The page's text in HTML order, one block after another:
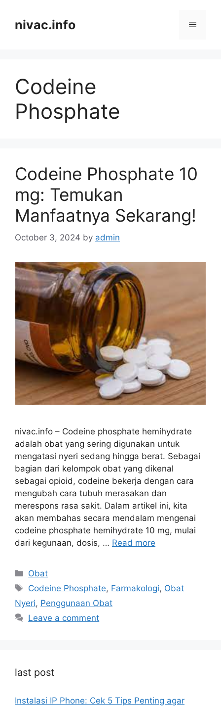
contentnivac.info Menu
Codeine
Phosphate
Codeine Phosphate 10
mg: Temukan
Manfaatnya Sekarang!
October 3, 2024 by admin
nivac.info – Codeine phosphate hemihydrate
adalah obat yang sering digunakan untuk
mengatasi nyeri sedang hingga berat. Sebagai
bagian dari kelompok obat yang dikenal
sebagai opioid, codeine bekerja dengan cara
mengubah cara tubuh merasakan dan
merespons rasa sakit. Dalam artikel ini, kita
akan membahas secara mendalam mengenai
codeine phosphate hemihydrate 10 mg, mulai
dari kegunaan, dosis, … Read more
Categories
Obat
Tags
Codeine Phosphate, Farmakologi, Obat
Nyeri, Penggunaan Obat
Leave a comment
last post
Instalasi IP Phone: Cek 5 Tips Penting agar